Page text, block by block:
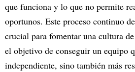
que funciona y lo que no permite
oportunos. Este proceso continuo
crucial para fomentar una cultura
el objetivo de conseguir un equipo
independiente, sino también más